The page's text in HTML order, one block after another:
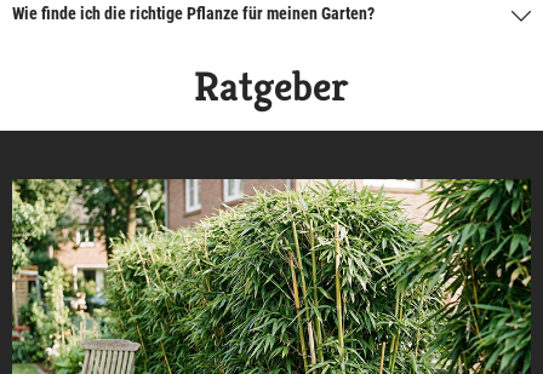
Wie finde ich die richtige Pflanze für meinen Garten?
Ratgeber